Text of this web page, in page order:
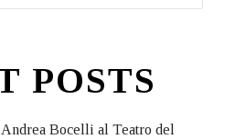
POSTS
Bocelli al Teatro del